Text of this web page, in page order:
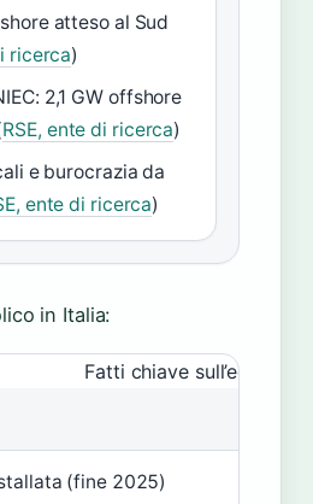
atteso al Sud
ricerca)
2,1 GW offshore
RSE, ente di ricerca)
e burocrazia da
ente di ricerca)
in Italia:
Fatti chiave sull’eolico in
(fine 2025)